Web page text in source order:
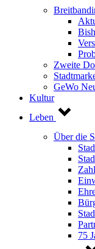
Zweite
GeWo
Kultur
Leben
Über die
75